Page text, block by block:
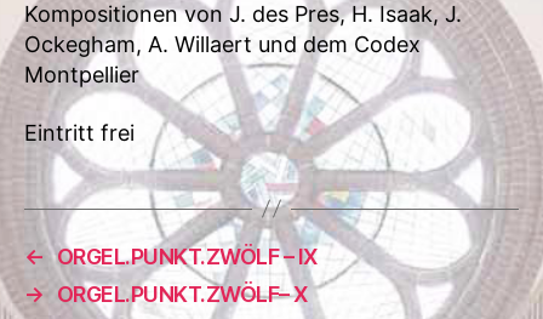
Kompositionen von J. des Pres, H. Isaak, J.
Ockegham, A. Willaert und dem Codex
Montpellier
Eintritt frei
←
ORGEL.PUNKT.ZWÖLF – IX
→
ORGEL.PUNKT.ZWÖLF– X